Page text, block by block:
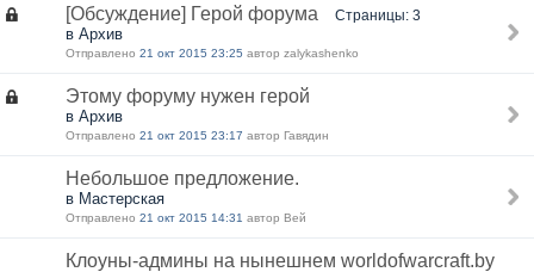
[Обсуждение] Герой форума Страницы: 3
в Архив
Отправлено 21 окт 2015 23:25 автор zalykashenko
Этому форуму нужен герой
в Архив
Отправлено 21 окт 2015 23:17 автор Гавядин
Небольшое предложение.
в Мастерская
Отправлено 21 окт 2015 14:31 автор Вей
Клоуны-админы на нынешнем worldofwarcraft.by